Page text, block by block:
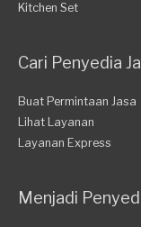
Kitchen Set
Cari Penyedia
Buat Permintaan Jasa
Lihat Layanan
Layanan Express
Menjadi